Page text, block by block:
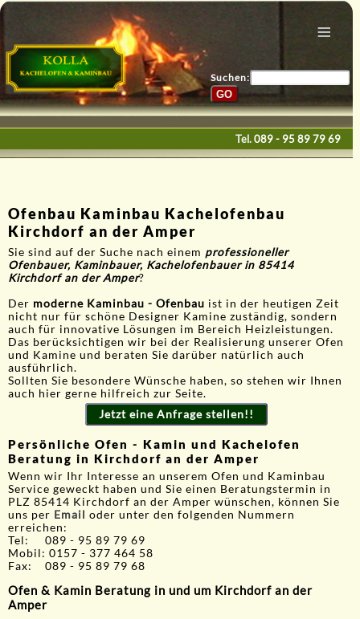
Menu
Bau & Design
Galerie
Service
Suchen:
Tel.089 - 95 89 79 69
Ofenbau Kaminbau Kachelofenbau
Kirchdorf an der Amper
Sie sind auf der Suche nach einem professioneller
Ofenbauer, Kaminbauer, Kachelofenbauer in 85414
Kirchdorf an der Amper?
Der moderne Kaminbau - Ofenbau ist in der heutigen Zeit
nicht nur für schöne Designer Kamine zuständig, sondern
auch für innovative Lösungen im Bereich Heizleistungen.
Das berücksichtigen wir bei der Realisierung unserer Ofen
und Kamine und beraten Sie darüber natürlich auch
ausführlich.
Sollten Sie besondere Wünsche haben, so stehen wir Ihnen
auch hier gerne hilfreich zur Seite.
Jetzt eine Anfrage stellen!!
Persönliche Ofen - Kamin und Kachelofen
Beratung in Kirchdorf an der Amper
Wenn wir Ihr Interesse an unserem Ofen und Kaminbau
Service geweckt haben und Sie einen Beratungstermin in
PLZ 85414 Kirchdorf an der Amper wünschen, können Sie
uns per Email oder unter den folgenden Nummern
erreichen:
Tel: 089 - 95 89 79 69
Mobil: 0157 - 377 464 58
Fax: 089 - 95 89 79 68
Ofen & Kamin Beratung in und um Kirchdorf an der
Amper